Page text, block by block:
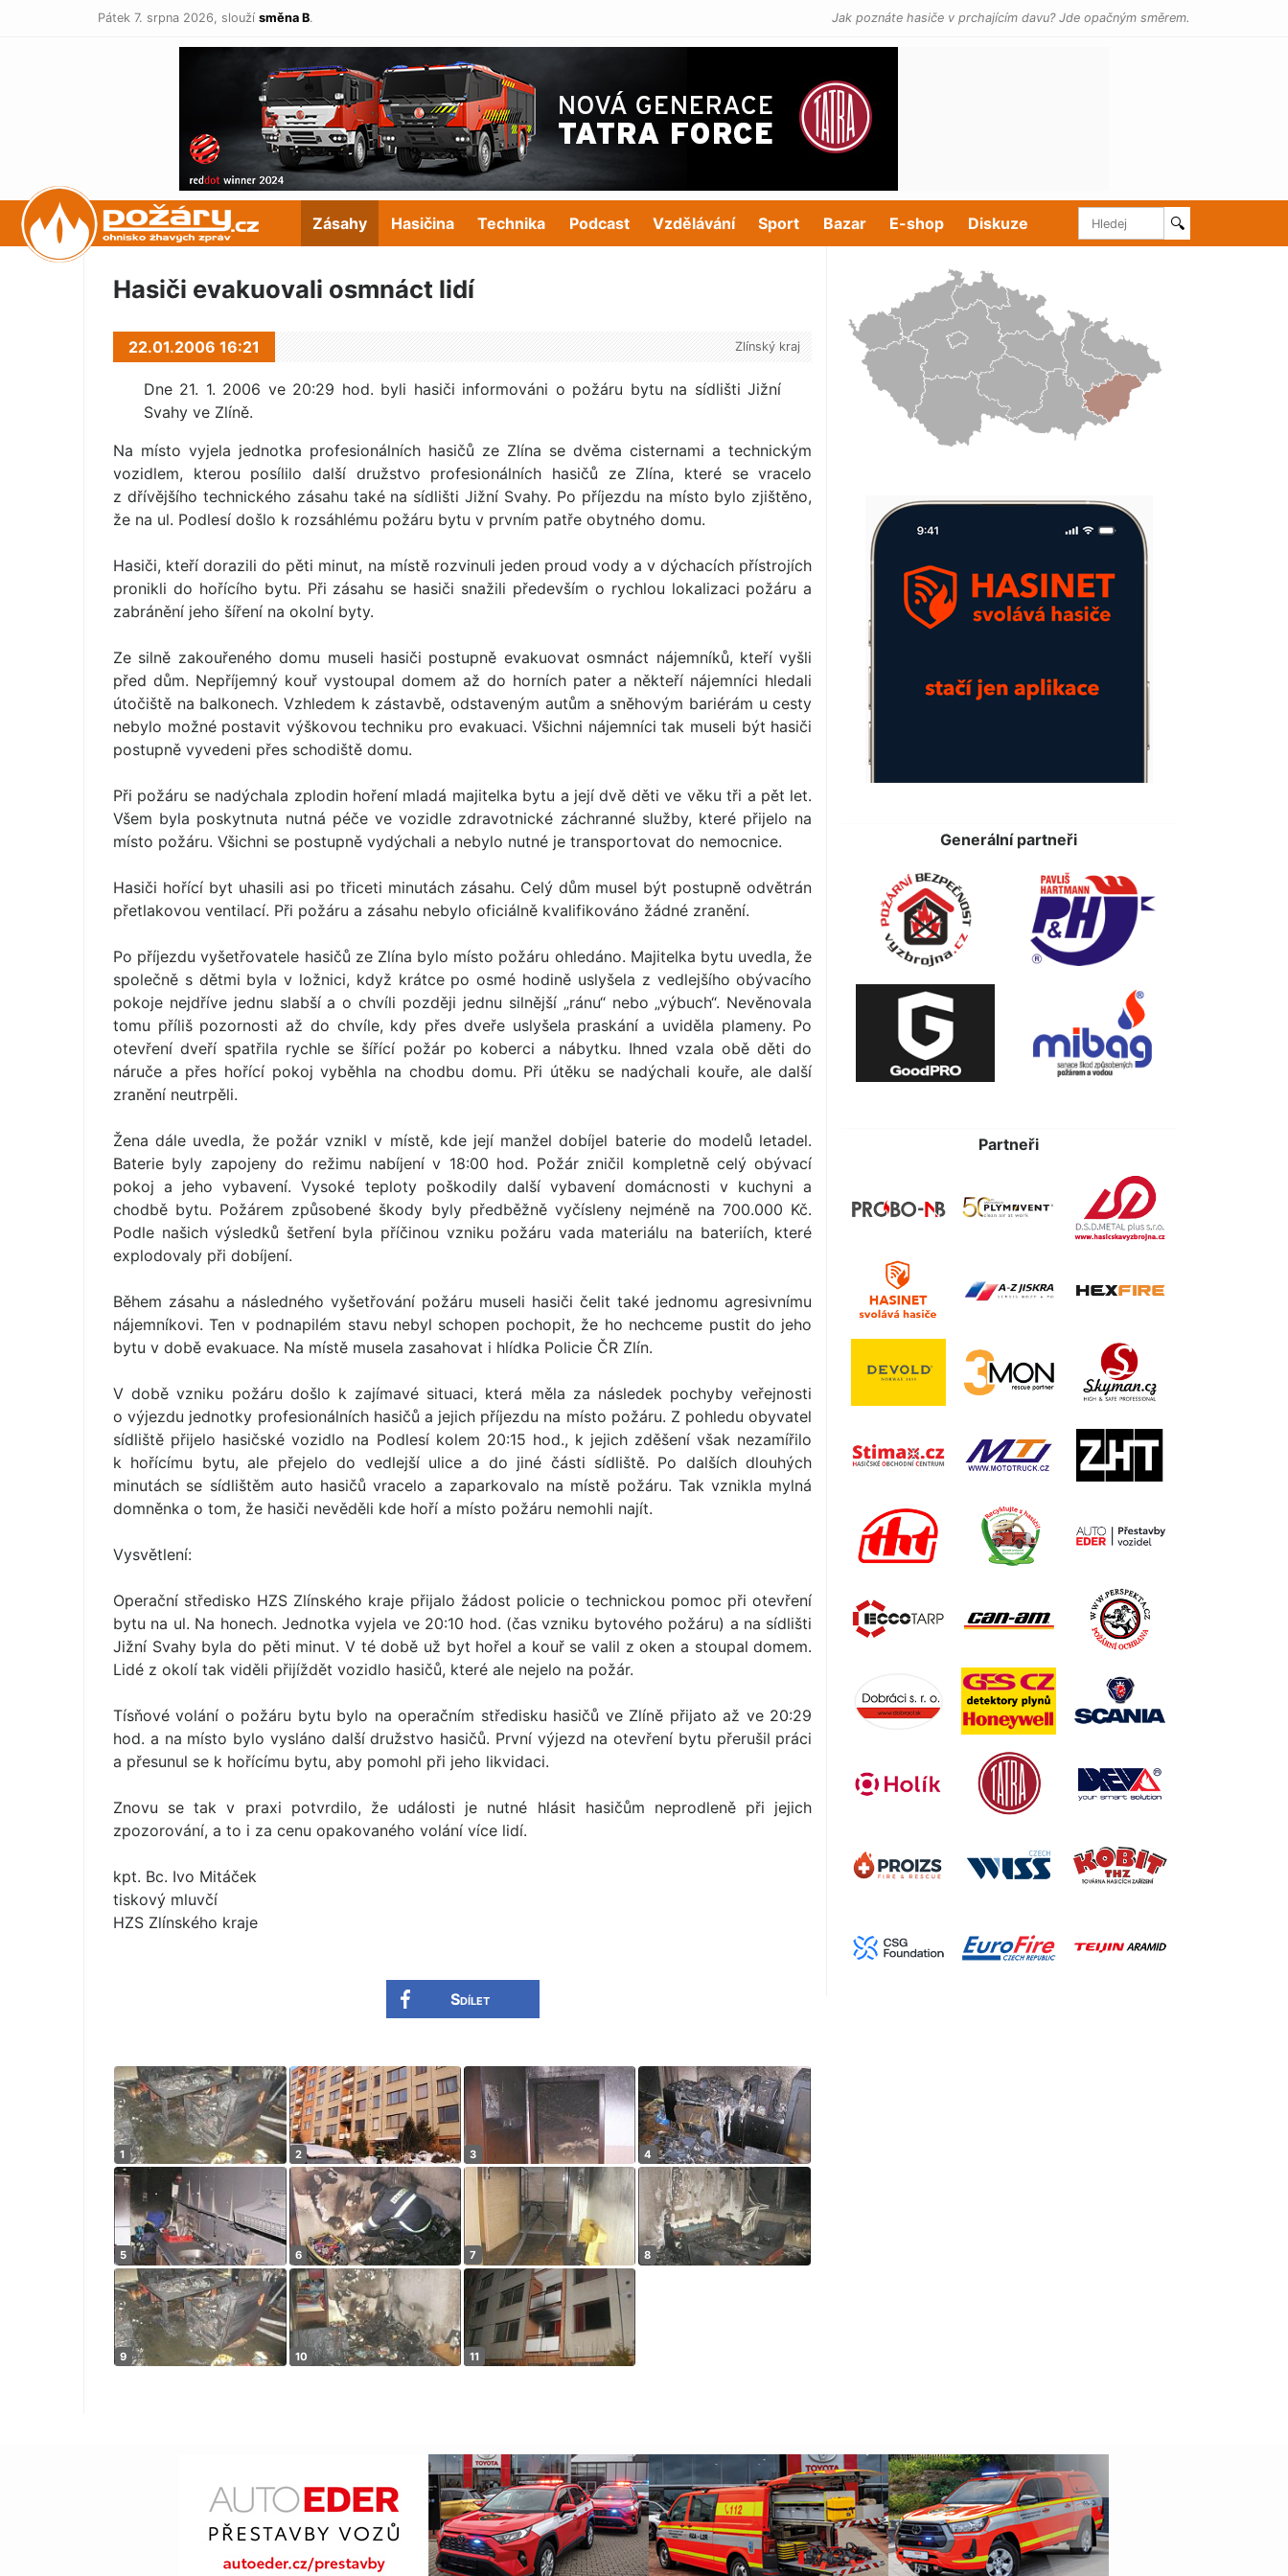
Pátek 7. srpna 2026, slouží směna B. Jak poznáte hasiče v prchajícím davu? Jde opačným směrem.
POŽÁRY.cz Zásahy Hasičina Technika Podcast Vzdělávání Sport Bazar E-shop Diskuze 🔍
Hasiči evakuovali osmnáct lidí
22.01.2006 16:21 Zlínský kraj
Dne 21. 1. 2006 ve 20:29 hod. byli hasiči informováni o požáru bytu na sídlišti Jižní
Svahy ve Zlíně.
Na místo vyjela jednotka profesionálních hasičů ze Zlína se dvěma cisternami a technickým
vozidlem, kterou posílilo další družstvo profesionálních hasičů ze Zlína, které se vracelo
z dřívějšího technického zásahu také na sídlišti Jižní Svahy. Po příjezdu na místo bylo zjištěno,
že na ul. Podlesí došlo k rozsáhlému požáru bytu v prvním patře obytného domu.
Hasiči, kteří dorazili do pěti minut, na místě rozvinuli jeden proud vody a v dýchacích přístrojích
pronikli do hořícího bytu. Při zásahu se hasiči snažili především o rychlou lokalizaci požáru a
zabránění jeho šíření na okolní byty.
Ze silně zakouřeného domu museli hasiči postupně evakuovat osmnáct nájemníků, kteří vyšli
před dům. Nepříjemný kouř vystoupal domem až do horních pater a někteří nájemníci hledali
útočiště na balkonech. Vzhledem k zástavbě, odstaveným autům a sněhovým bariérám u cesty
nebylo možné postavit výškovou techniku pro evakuaci. Všichni nájemníci tak museli být hasiči
postupně vyvedeni přes schodiště domu.
Při požáru se nadýchala zplodin hoření mladá majitelka bytu a její dvě děti ve věku tři a pět let.
Všem byla poskytnuta nutná péče ve vozidle zdravotnické záchranné služby, které přijelo na
místo požáru. Všichni se postupně vydýchali a nebylo nutné je transportovat do nemocnice.
Hasiči hořící byt uhasili asi po třiceti minutách zásahu. Celý dům musel být postupně odvětrán
přetlakovou ventilací. Při požáru a zásahu nebylo oficiálně kvalifikováno žádné zranění.
Po příjezdu vyšetřovatele hasičů ze Zlína bylo místo požáru ohledáno. Majitelka bytu uvedla, že
společně s dětmi byla v ložnici, když krátce po osmé hodině uslyšela z vedlejšího obývacího
pokoje nejdříve jednu slabší a o chvíli později jednu silnější „ránu“ nebo „výbuch“. Nevěnovala
tomu příliš pozornosti až do chvíle, kdy přes dveře uslyšela praskání a uviděla plameny. Po
otevření dveří spatřila rychle se šířící požár po koberci a nábytku. Ihned vzala obě děti do
náruče a přes hořící pokoj vyběhla na chodbu domu. Při útěku se nadýchali kouře, ale další
zranění neutrpěli.
Žena dále uvedla, že požár vznikl v místě, kde její manžel dobíjel baterie do modelů letadel.
Baterie byly zapojeny do režimu nabíjení v 18:00 hod. Požár zničil kompletně celý obývací
pokoj a jeho vybavení. Vysoké teploty poškodily další vybavení domácnosti v kuchyni a
chodbě bytu. Požárem způsobené škody byly předběžně vyčísleny nejméně na 700.000 Kč.
Podle našich výsledků šetření byla příčinou vzniku požáru vada materiálu na bateriích, které
explodovaly při dobíjení.
Během zásahu a následného vyšetřování požáru museli hasiči čelit také jednomu agresivnímu
nájemníkovi. Ten v podnapilém stavu nebyl schopen pochopit, že ho nechceme pustit do jeho
bytu v době evakuace. Na místě musela zasahovat i hlídka Policie ČR Zlín.
V době vzniku požáru došlo k zajímavé situaci, která měla za následek pochyby veřejnosti
o výjezdu jednotky profesionálních hasičů a jejich příjezdu na místo požáru. Z pohledu obyvatel
sídliště přijelo hasičské vozidlo na Podlesí kolem 20:15 hod., k jejich zděšení však nezamířilo
k hořícímu bytu, ale přejelo do vedlejší ulice a do jiné části sídliště. Po dalších dlouhých
minutách se sídlištěm auto hasičů vracelo a zaparkovalo na místě požáru. Tak vznikla mylná
domněnka o tom, že hasiči nevěděli kde hoří a místo požáru nemohli najít.
Vysvětlení:
Operační středisko HZS Zlínského kraje přijalo žádost policie o technickou pomoc při otevření
bytu na ul. Na honech. Jednotka vyjela ve 20:10 hod. (čas vzniku bytového požáru) a na sídlišti
Jižní Svahy byla do pěti minut. V té době už byt hořel a kouř se valil z oken a stoupal domem.
Lidé z okolí tak viděli přijíždět vozidlo hasičů, které ale nejelo na požár.
Tísňové volání o požáru bytu bylo na operačním středisku hasičů ve Zlíně přijato až ve 20:29
hod. a na místo bylo vysláno další družstvo hasičů. První výjezd na otevření bytu přerušil práci
a přesunul se k hořícímu bytu, aby pomohl při jeho likvidaci.
Znovu se tak v praxi potvrdilo, že události je nutné hlásit hasičům neprodleně při jejich
zpozorování, a to i za cenu opakovaného volání více lidí.
kpt. Bc. Ivo Mitáček
tiskový mluvčí
HZS Zlínského kraje
Sdílet
Generální partneři
Partneři